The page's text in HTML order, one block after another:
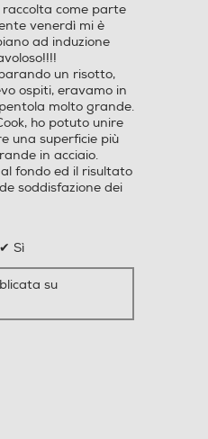
come parte
venerdì mi è
ad induzione
un risotto,
ospiti, eravamo in
molto grande.
ho potuto unire
una superficie più
in acciaio.
fondo ed il risultato
soddisfazione dei
✔ Sì
su